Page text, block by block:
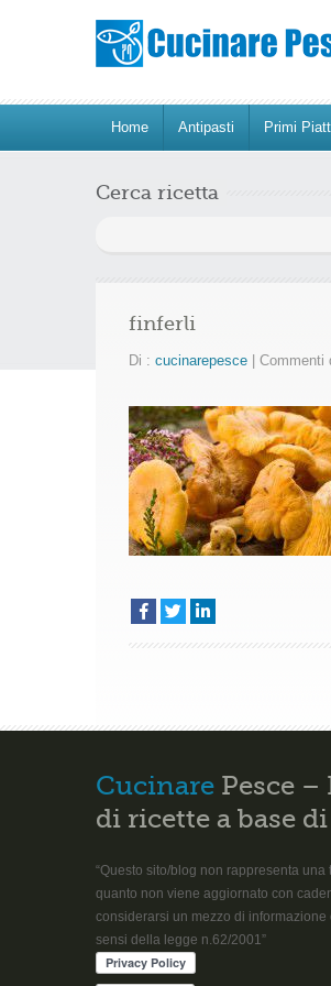
Home Antipasti Primi
Cerca ricetta
finferli
Di : cucinarepesce Commenti
Cucinare Pesce
di ricette a base
“Questo sito/blog non rappresenta
quanto non viene aggiornato con
considerarsi un mezzo di
sensi della legge n.62/2001”